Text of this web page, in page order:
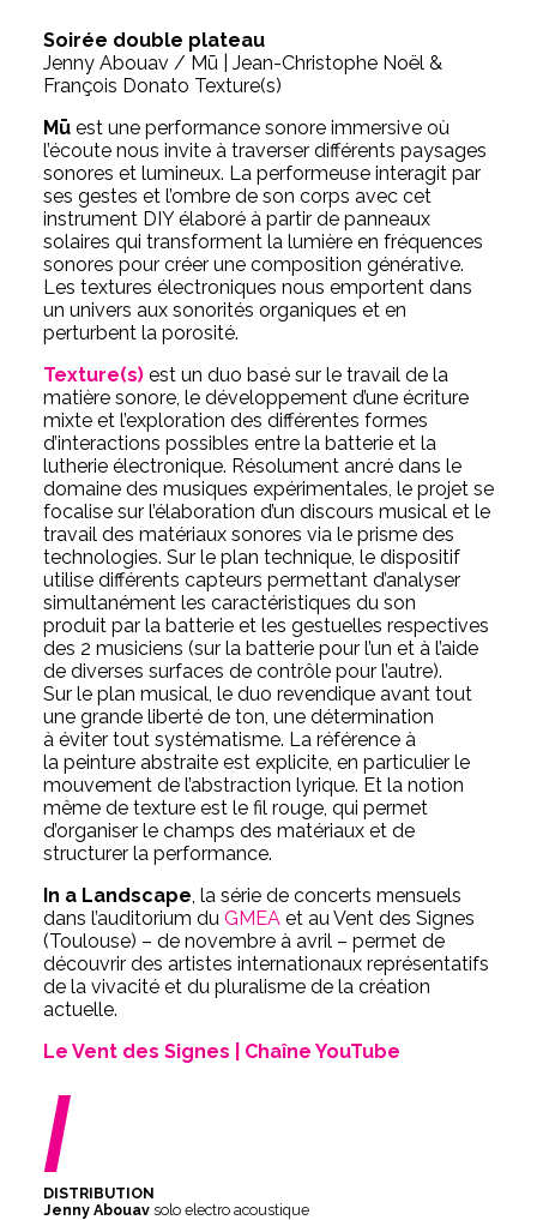
Soirée double plateau
Jenny Abouav / Mū | Jean-Christophe Noël &
François Donato Texture(s)
Mūest une performance sonore immersive où
l’écoute nous invite à traverser différents paysages
sonores et lumineux. La performeuse interagit par
ses gestes et l’ombre de son corps avec cet
instrument DIY élaboré à partir de panneaux
solaires qui transforment la lumière en fréquences
sonores pour créer une composition générative.
Les textures électroniques nous emportent dans
un univers aux sonorités organiques et en
perturbent la porosité.
Texture(s) est un duo basé sur le travail de la
matière sonore, le développement d’une écriture
mixte et l’exploration des différentes formes
d’interactions possibles entre la batterie et la
lutherie électronique. Résolument ancré dans le
domaine des musiques expérimentales, le projet se
focalise sur l’élaboration d’un discours musical et le
travail des matériaux sonores via le prisme des
technologies. Sur le plan technique, le dispositif
utilise différents capteurs permettant d’analyser
simultanément les caractéristiques du son
produit par la batterie et les gestuelles respectives
des 2 musiciens (sur la batterie pour l’un et à l’aide
de diverses surfaces de contrôle pour l’autre).
Sur le plan musical, le duo revendique avant tout
une grande liberté de ton, une détermination
à éviter tout systématisme. La référence à
la peinture abstraite est explicite, en particulier le
mouvement de l’abstraction lyrique. Et la notion
même de texture est le fil rouge, qui permet
d’organiser le champs des matériaux et de
structurer la performance.
In a Landscape , la série de concerts mensuels
dans l’auditorium du GMEA et au Vent des Signes
(Toulouse) – de novembre à avril – permet de
découvrir des artistes internationaux représentatifs
de la vivacité et du pluralisme de la création
actuelle.
Le Vent des Signes | Chaîne YouTube
/
DISTRIBUTION
Jenny Abouavsolo electro acoustique